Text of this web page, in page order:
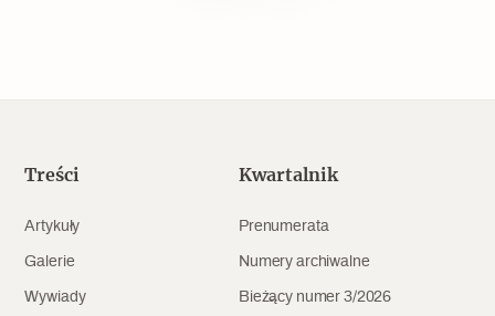
Treści
Artykuły
Galerie
Wywiady
Kwartalnik
Prenumerata
Numery archiwalne
Bieżący numer 3/2026